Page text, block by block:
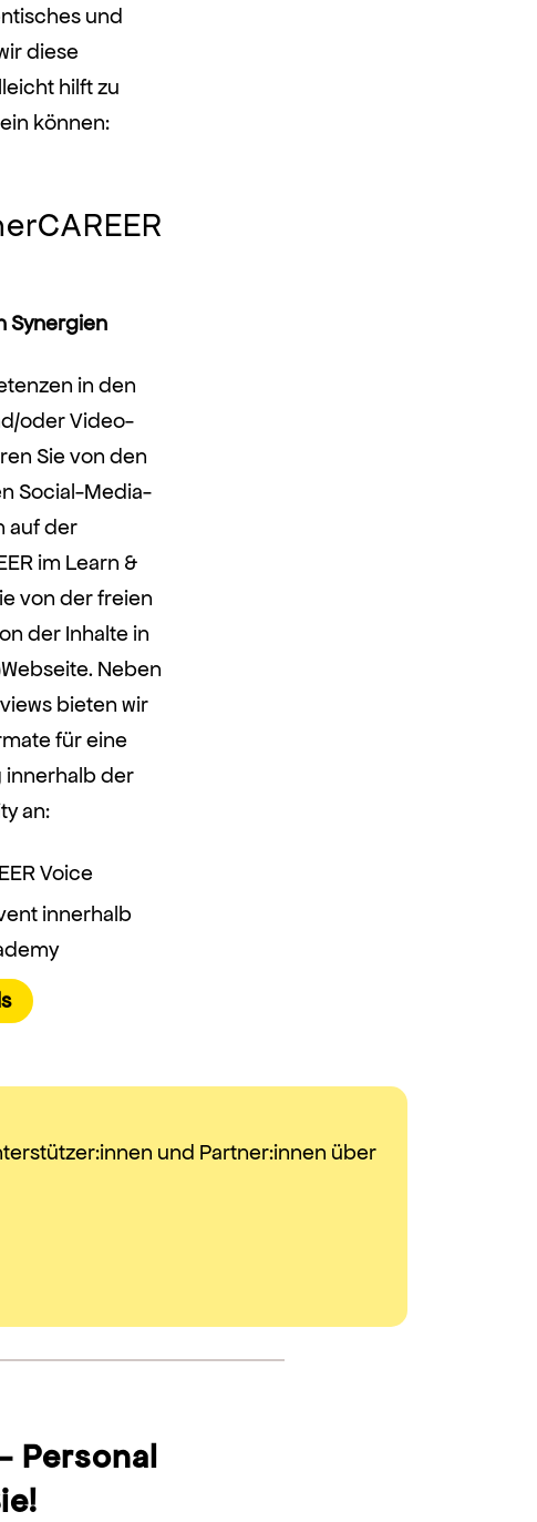
und
diese
hilft zu
können:
Synergien
in den
oder Video-
Sie von den
Social-Media-
auf der
im Learn &
von der freien
der Inhalte in
Neben
bieten wir
für eine
innerhalb der
an:
Voice
innerhalb
und Partner:innen über
Personal